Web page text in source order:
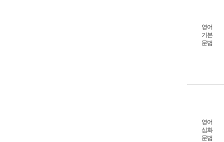
영어
기본
문법
영어
심화
문법